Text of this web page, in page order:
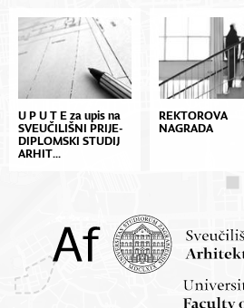
U P U T E za upis na
SVE­U­ČI­LIŠ­NI PRI­JE­
DI­PLOM­SKI STU­DIJ
AR­HIT...
REKTOROVA
NAGRADA